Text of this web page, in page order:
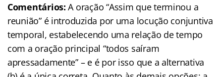
Comentários: A oração “Assim que terminou a
reunião” é introduzida por uma locução conjuntiva
temporal, estabelecendo uma relação de tempo
com a oração principal “todos saíram
apressadamente” – e é por isso que a alternativa